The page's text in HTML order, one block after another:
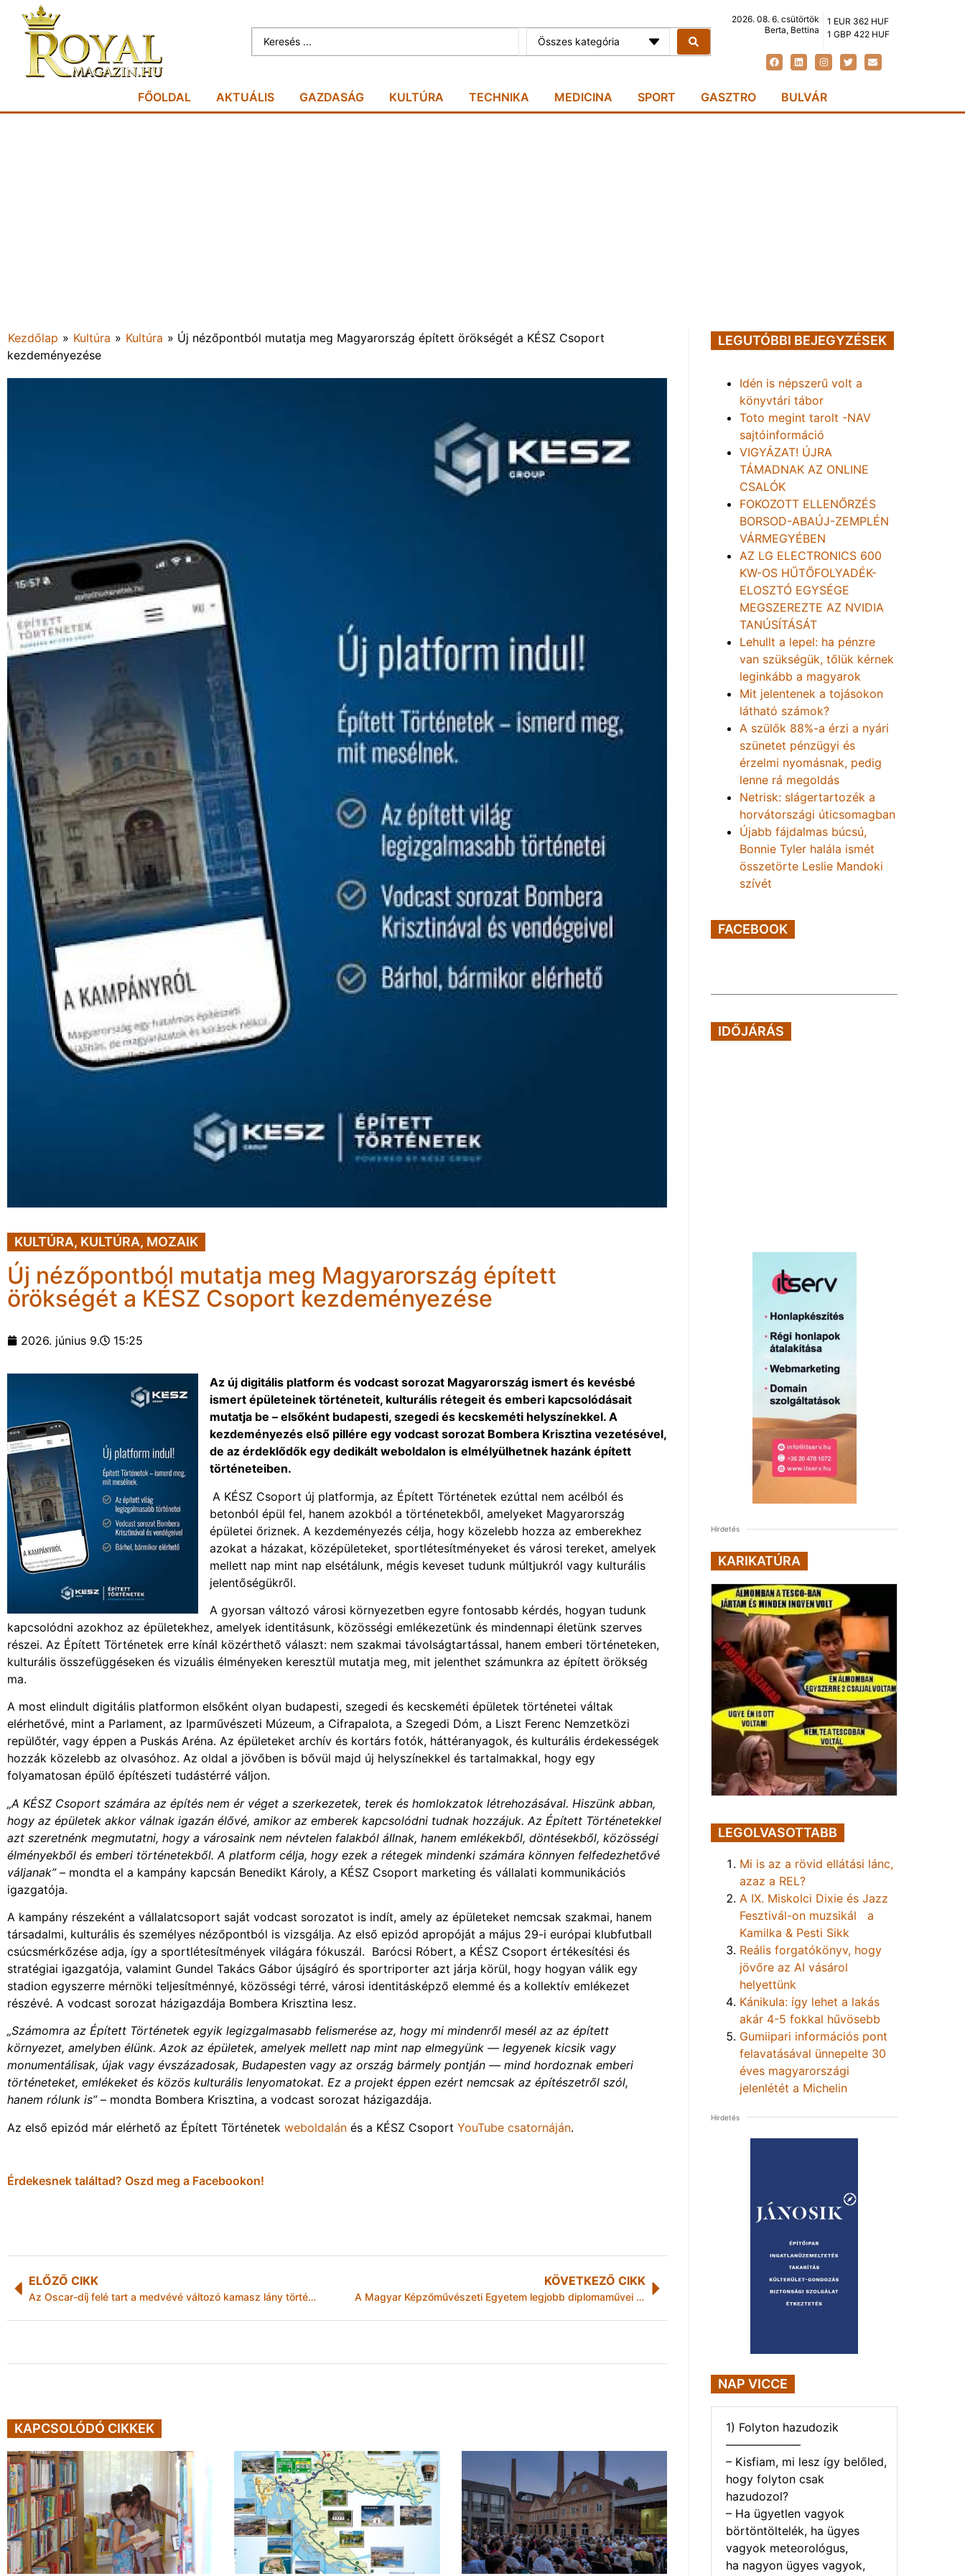
Összes kategória
2026. 08. 6. csütörtök
Berta, Bettina
1 EUR 362 HUF
1 GBP 422 HUF
FŐOLDAL AKTUÁLIS GAZDASÁG KULTÚRA TECHNIKA MEDICINA SPORT GASZTRO BULVÁR
Kezdőlap » Kultúra » Kultúra » Új nézőpontból mutatja meg Magyarország épített örökségét a KÉSZ Csoport
kezdeményezése
KULTÚRA, KULTÚRA, MOZAIK
Új nézőpontból mutatja meg Magyarország épített
örökségét a KÉSZ Csoport kezdeményezése
2026. június 9. 15:25
Az új digitális platform és vodcast sorozat Magyarország ismert és kevésbé
ismert épületeinek történeteit, kulturális rétegeit és emberi kapcsolódásait
mutatja be – elsőként budapesti, szegedi és kecskeméti helyszínekkel. A
kezdeményezés első pillére egy vodcast sorozat Bombera Krisztina vezetésével,
de az érdeklődők egy dedikált weboldalon is elmélyülhetnek hazánk épített
történeteiben.
A KÉSZ Csoport új platformja, az Épített Történetek ezúttal nem acélból és
betonból épül fel, hanem azokból a történetekből, amelyeket Magyarország
épületei őriznek. A kezdeményezés célja, hogy közelebb hozza az emberekhez
azokat a házakat, középületeket, sportlétesítményeket és városi tereket, amelyek
mellett nap mint nap elsétálunk, mégis keveset tudunk múltjukról vagy kulturális
jelentőségükről.
A gyorsan változó városi környezetben egyre fontosabb kérdés, hogyan tudunk
kapcsolódni azokhoz az épületekhez, amelyek identitásunk, közösségi emlékezetünk és mindennapi életünk szerves
részei. Az Épített Történetek erre kínál közérthető választ: nem szakmai távolságtartással, hanem emberi történeteken,
kulturális összefüggéseken és vizuális élményeken keresztül mutatja meg, mit jelenthet számunkra az épített örökség
ma.
A most elindult digitális platformon elsőként olyan budapesti, szegedi és kecskeméti épületek történetei váltak
elérhetővé, mint a Parlament, az Iparművészeti Múzeum, a Cifrapalota, a Szegedi Dóm, a Liszt Ferenc Nemzetközi
repülőtér, vagy éppen a Puskás Aréna. Az épületeket archív és kortárs fotók, háttéranyagok, és kulturális érdekességek
hozzák közelebb az olvasóhoz. Az oldal a jövőben is bővül majd új helyszínekkel és tartalmakkal, hogy egy
folyamatosan épülő építészeti tudástérré váljon.
„A KÉSZ Csoport számára az építés nem ér véget a szerkezetek, terek és homlokzatok létrehozásával. Hiszünk abban,
hogy az épületek akkor válnak igazán élővé, amikor az emberek kapcsolódni tudnak hozzájuk. Az Épített Történetekkel
azt szeretnénk megmutatni, hogy a városaink nem névtelen falakból állnak, hanem emlékekből, döntésekből, közösségi
élményekből és emberi történetekből. A platform célja, hogy ezek a rétegek mindenki számára könnyen felfedezhetővé
váljanak”– mondta el a kampány kapcsán Benedikt Károly, a KÉSZ Csoport marketing és vállalati kommunikációs
igazgatója.
A kampány részeként a vállalatcsoport saját vodcast sorozatot is indít, amely az épületeket nemcsak szakmai, hanem
társadalmi, kulturális és személyes nézőpontból is vizsgálja. Az első epizód apropóját a május 29-i európai klubfutball
csúcsmérkőzése adja, így a sportlétesítmények világára fókuszál. Barócsi Róbert, a KÉSZ Csoport értékesítési és
stratégiai igazgatója, valamint Gundel Takács Gábor újságíró és sportriporter azt járja körül, hogy hogyan válik egy
stadion egyszerre mérnöki teljesítménnyé, közösségi térré, városi identitásképző elemmé és a kollektív emlékezet
részévé. A vodcast sorozat házigazdája Bombera Krisztina lesz.
„Számomra az Épített Történetek egyik legizgalmasabb felismerése az, hogy mi mindenről mesél az az épített
környezet, amelyben élünk. Azok az épületek, amelyek mellett nap mint nap elmegyünk — legyenek kicsik vagy
monumentálisak, újak vagy évszázadosak, Budapesten vagy az ország bármely pontján — mind hordoznak emberi
történeteket, emlékeket és közös kulturális lenyomatokat. Ez a projekt éppen ezért nemcsak az építészetről szól,
hanem rólunk is”– mondta Bombera Krisztina, a vodcast sorozat házigazdája.
Az első epizód már elérhető az Épített Történetek weboldalán és a KÉSZ Csoport YouTube csatornáján.
Érdekesnek találtad? Oszd meg a Facebookon!
ELŐZŐ CIKK
Az Oscar-díj felé tart a medvévé változó kamasz lány története
KÖVETKEZŐ CIKK
A Magyar Képzőművészeti Egyetem legjobb diplomaművei a HAB-ban – Best of Diploma 2026
KAPCSOLÓDÓ CIKKEK
LEGUTÓBBI BEJEGYZÉSEK
Idén is népszerű volt a
könyvtári tábor
Toto megint tarolt -NAV
sajtóinformáció
VIGYÁZAT! ÚJRA
TÁMADNAK AZ ONLINE
CSALÓK
FOKOZOTT ELLENŐRZÉS
BORSOD-ABAÚJ-ZEMPLÉN
VÁRMEGYÉBEN
AZ LG ELECTRONICS 600
KW-OS HŰTŐFOLYADÉK-
ELOSZTÓ EGYSÉGE
MEGSZEREZTE AZ NVIDIA
TANÚSÍTÁSÁT
Lehullt a lepel: ha pénzre
van szükségük, tőlük kérnek
leginkább a magyarok
Mit jelentenek a tojásokon
látható számok?
A szülők 88%-a érzi a nyári
szünetet pénzügyi és
érzelmi nyomásnak, pedig
lenne rá megoldás
Netrisk: slágertartozék a
horvátországi úticsomagban
Újabb fájdalmas búcsú,
Bonnie Tyler halála ismét
összetörte Leslie Mandoki
szívét
FACEBOOK
IDŐJÁRÁS
Hirdetés
KARIKATÚRA
LEGOLVASOTTABB
Mi is az a rövid ellátási lánc,
azaz a REL?
A IX. Miskolci Dixie és Jazz
Fesztivál-on muzsikál a
Kamilka & Pesti Sikk
Reális forgatókönyv, hogy
jövőre az AI vásárol
helyettünk
Kánikula: így lehet a lakás
akár 4-5 fokkal hűvösebb
Gumiipari információs pont
felavatásával ünnepelte 30
éves magyarországi
jelenlétét a Michelin
Hirdetés
NAP VICCE
1) Folyton hazudozik
——————–
– Kisfiam, mi lesz így belőled,
hogy folyton csak
hazudozol?
– Ha ügyetlen vagyok
börtöntöltelék, ha ügyes
vagyok meteorológus,
ha nagyon ügyes vagyok,